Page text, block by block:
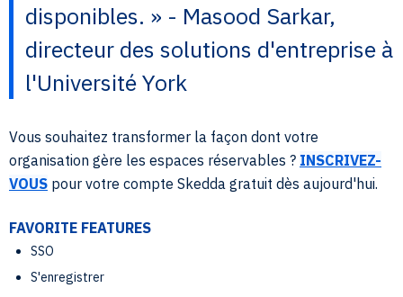
FAVORITE FEATURES
SSO
S'enregistrer
disponibles. » - Masood Sarkar,
directeur des solutions d'entreprise à
l'Université York
Vous souhaitez transformer la façon dont votre
organisation gère les espaces réservables ? INSCRIVEZ-
VOUS pour votre compte Skedda gratuit dès aujourd'hui.